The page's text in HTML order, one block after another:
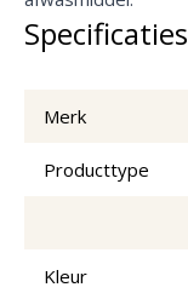
Specificaties
Merk
Producttype
Kleur